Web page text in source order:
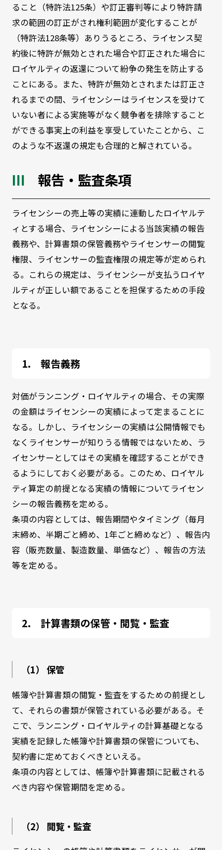
ること（特許法125条）や訂正審判等により特許請
求の範囲の訂正がされ権利範囲が変化することが
（特許法128条等）ありうるところ、ライセンス契
約後に特許が無効とされた場合や訂正された場合に
ロイヤルティの返還について紛争の発生を防止する
ことにある。また、特許が無効とされまたは訂正さ
れるまでの間、ライセンシーはライセンスを受けて
いない者による実施等がなく競争者を排除すること
ができる事実上の利益を享受していたことから、こ
のような不返還の規定も合理的と解されている。
報告・監査条項
ライセンシーの売上等の実績に連動したロイヤルテ
ィとする場合、ライセンシーによる当該実績の報告
義務や、計算書類の保管義務やライセンサーの閲覧
権限、ライセンサーの監査権限の規定等が定められ
る。これらの規定は、ライセンシーが支払うロイヤ
ルティが正しい額であることを担保するための手段
となる。
報告義務
対価がランニング・ロイヤルティの場合、その実際
の金額はライセンシーの実績によって定まることに
なる。しかし、ライセンシーの実績は公開情報でも
なくライセンサーが知りうる情報ではないため、ラ
イセンサーとしてはその実績を確認することができ
るようにしておく必要がある。このため、ロイヤル
ティ算定の前提となる実績の情報についてライセン
シーの報告義務を定める。
条項の内容としては、報告期間やタイミング（毎月
末締め、半期ごと締め、1年ごと締めなど）、報告内
容（販売数量、製造数量、単価など）、報告の方法
等を定める。
計算書類の保管・閲覧・監査
（1） 保管
帳簿や計算書類の閲覧・監査をするための前提とし
て、それらの書類が保管されている必要がある。そ
こで、ランニング・ロイヤルティの計算基礎となる
実績を記録した帳簿や計算書類の保管についても、
契約書に定めておくべきといえる。
条項の内容としては、帳簿や計算書類に記載される
べき内容や保管期間を定める。
（2） 閲覧・監査